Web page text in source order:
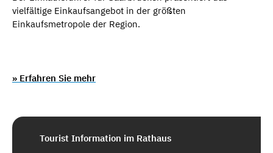
vielfältige Einkaufsangebot in der größten
Einkaufsmetropole der Region.
» Erfahren Sie mehr
Tourist Information im Rathaus